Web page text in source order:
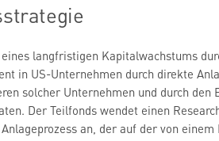
langfristigen Kapitalwachstums
in US-Unternehmen durch direkte
solcher Unternehmen und durch den
Der Teilfonds wendet einen
an, der auf der von einem